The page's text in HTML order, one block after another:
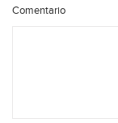
Comentario